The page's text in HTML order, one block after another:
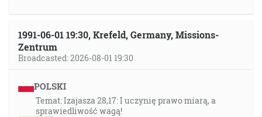
1991-06-01 19:30, Krefeld, Germany, Missions-
Zentrum
Broadcasted: 2026-08-01 19:30
POLSKI
Temat: Izajasza 28,17: I uczynię prawo miarą, a
sprawiedliwość wagą!